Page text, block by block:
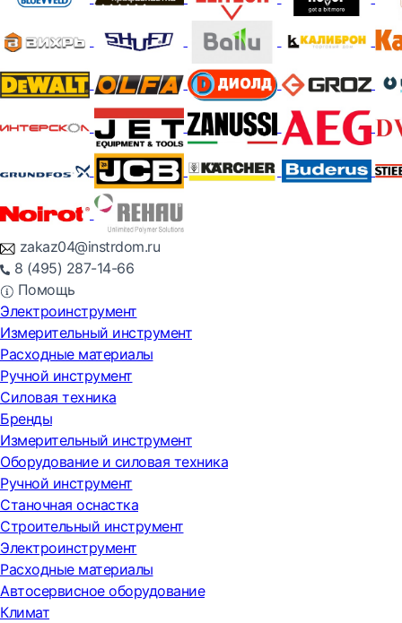
zakaz04@instrdom.ru
8 (495) 287-14-66
Помощь
Электроинструмент
Измерительный инструмент
Расходные материалы
Ручной инструмент
Силовая техника
Бренды
Измерительный инструмент
Оборудование и силовая техника
Ручной инструмент
Станочная оснастка
Строительный инструмент
Электроинструмент
Расходные материалы
Автосервисное оборудование
Климат